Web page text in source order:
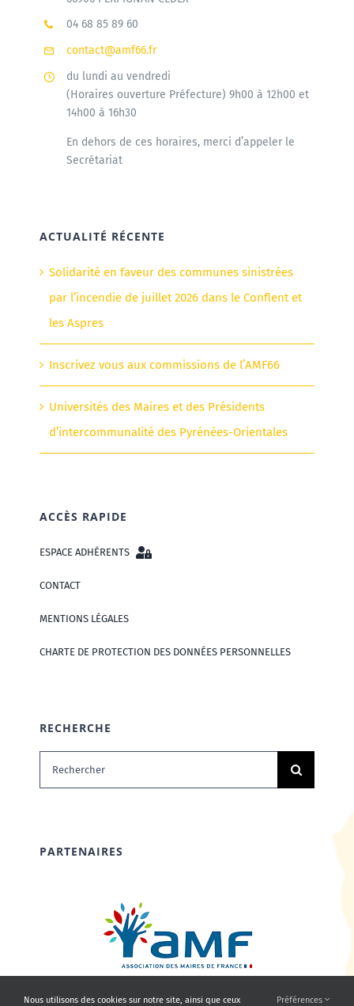
04 68 85 89 60
contact@amf66.fr
du lundi au vendredi
(Horaires ouverture Préfecture) 9h00 à 12h00 et
14h00 à 16h30
En dehors de ces horaires, merci d’appeler le
Secrétariat
ACTUALITÉ RÉCENTE
Solidarité en faveur des communes sinistrées
par l’incendie de juillet 2026 dans le Conflent et
les Aspres
Inscrivez vous aux commissions de l’AMF66
Universités des Maires et des Présidents
d’intercommunalité des Pyrénées-Orientales
ACCÈS RAPIDE
ESPACE ADHÉRENTS
CONTACT
MENTIONS LÉGALES
CHARTE DE PROTECTION DES DONNÉES PERSONNELLES
RECHERCHE
Rechercher:
PARTENAIRES
Nous utilisons des cookies sur notre site, ainsi que ceux Préférences